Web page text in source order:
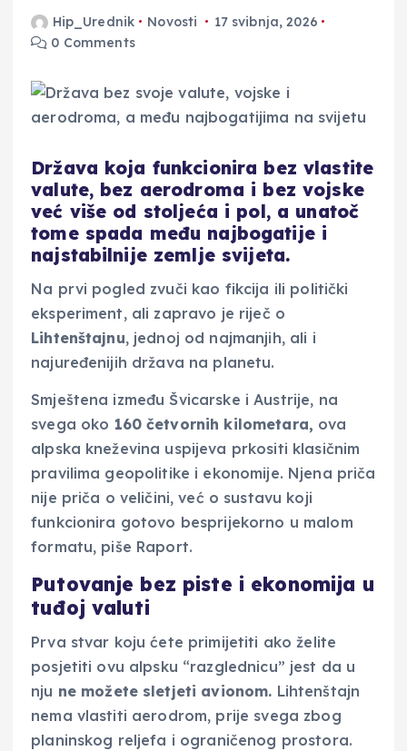
Hip_Urednik Novosti
17 svibnja, 2026
0 Comments
Država koja funkcionira bez vlastite
valute, bez aerodroma i bez vojske
već više od stoljeća i pol, a unatoč
tome spada među najbogatije i
najstabilnije zemlje svijeta.
Na prvi pogled zvuči kao fikcija ili politički
eksperiment, ali zapravo je riječ o
Lihtenštajnu, jednoj od najmanjih, ali i
najuređenijih država na planetu.
Smještena između Švicarske i Austrije, na
svega oko 160 četvornih kilometara, ova
alpska kneževina uspijeva prkositi klasičnim
pravilima geopolitike i ekonomije. Njena priča
nije priča o veličini, već o sustavu koji
funkcionira gotovo besprijekorno u malom
formatu, piše Raport.
Putovanje bez piste i ekonomija u
tuđoj valuti
Prva stvar koju ćete primijetiti ako želite
posjetiti ovu alpsku “razglednicu” jest da u
nju ne možete sletjeti avionom. Lihtenštajn
nema vlastiti aerodrom, prije svega zbog
planinskog reljefa i ograničenog prostora.